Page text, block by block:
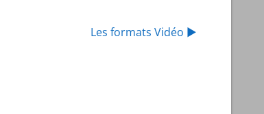
Les formats Vidéo ▶︎